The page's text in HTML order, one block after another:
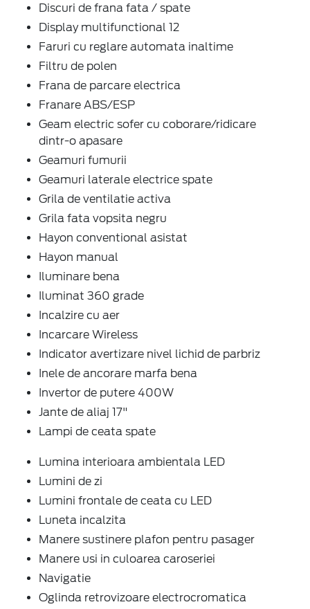
Discuri de frana fata / spate
Display multifunctional 12
Faruri cu reglare automata inaltime
Filtru de polen
Frana de parcare electrica
Franare ABS/ESP
Geam electric sofer cu coborare/ridicare
dintr-o apasare
Geamuri fumurii
Geamuri laterale electrice spate
Grila de ventilatie activa
Grila fata vopsita negru
Hayon conventional asistat
Hayon manual
Iluminare bena
Iluminat 360 grade
Incalzire cu aer
Incarcare Wireless
Indicator avertizare nivel lichid de parbriz
Inele de ancorare marfa bena
Invertor de putere 400W
Jante de aliaj 17"
Lampi de ceata spate
Lumina interioara ambientala LED
Lumini de zi
Lumini frontale de ceata cu LED
Luneta incalzita
Manere sustinere plafon pentru pasager
Manere usi in culoarea caroseriei
Navigatie
Oglinda retrovizoare electrocromatica